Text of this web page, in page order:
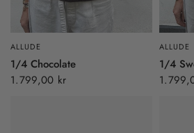
ALLUDE
1/4 Chocolate
1.799,00 kr
ALLUDE
1/4